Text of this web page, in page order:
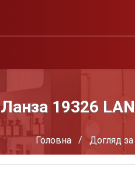
Ланза 19326
Головна Догляд